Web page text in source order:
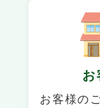
お
お客様の